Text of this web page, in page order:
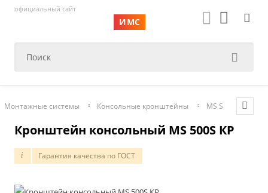
официальный сайт
ИМС
Монтажные системы Консольные кронштейны MS S
Кронштейн консольный MS 500S КР
i Гарантия качества по ГОСТ